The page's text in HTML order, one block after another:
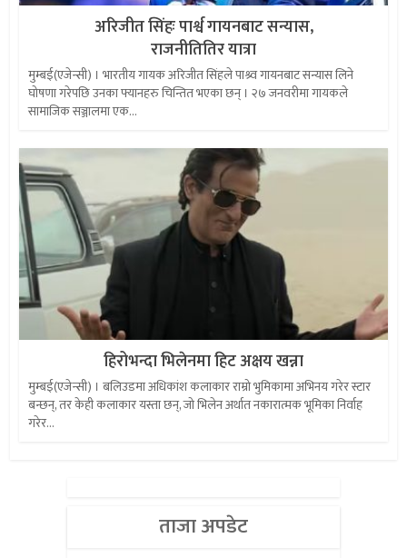
अरिजीत सिंहः पार्श्व गायनबाट सन्यास,
राजनीतितिर यात्रा
मुम्बई(एजेन्सी) । भारतीय गायक अरिजीत सिंहले पाश्र्व गायनबाट सन्यास लिने
घोषणा गरेपछि उनका फ्यानहरु चिन्तित भएका छन् । २७ जनवरीमा गायकले
सामाजिक सञ्जालमा एक...
हिरोभन्दा भिलेनमा हिट अक्षय खन्ना
मुम्बई(एजेन्सी) । बलिउडमा अधिकांश कलाकार राम्रो भुमिकामा अभिनय गरेर स्टार
बन्छन्, तर केही कलाकार यस्ता छन्, जो भिलेन अर्थात नकारात्मक भूमिका निर्वाह
गरेर...
ताजा अपडेट